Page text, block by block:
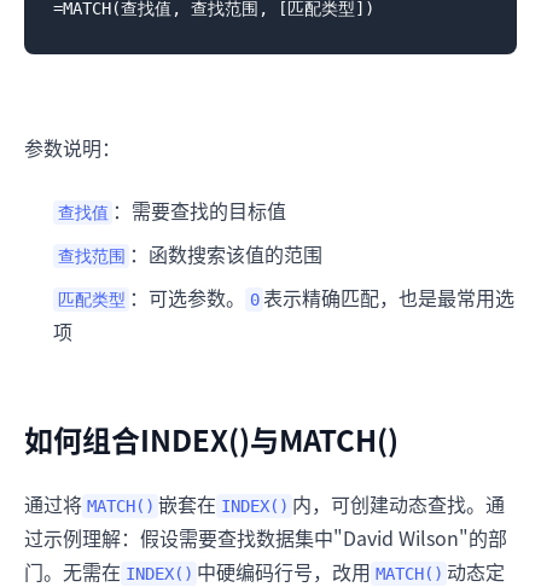
参数说明：
查找值 ：需要查找的目标值
查找范围 ：函数搜索该值的范围
匹配类型 ：可选参数。 0 表示精确匹配，也是最常用选
项
如何组合INDEX()与MATCH()
通过将 MATCH() 嵌套在 INDEX() 内，可创建动态查找。通
过示例理解：假设需要查找数据集中"David Wilson"的部
门。无需在 INDEX() 中硬编码行号，改用 MATCH() 动态定